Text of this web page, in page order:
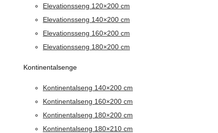
Elevationsseng 120×200 cm
Elevationsseng 140×200 cm
Elevationsseng 160×200 cm
Elevationsseng 180×200 cm
Kontinentalsenge
Kontinentalseng 140×200 cm
Kontinentalseng 160×200 cm
Kontinentalseng 180×200 cm
Kontinentalseng 180×210 cm